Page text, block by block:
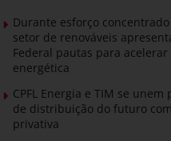
Durante esforço concentrado
setor de renováveis
Federal pautas para
energética
CPFL Energia e TIM se
de distribuição do futuro
privativa